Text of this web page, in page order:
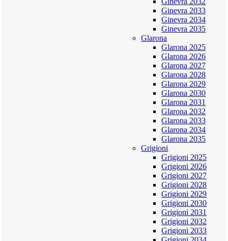
Ginevra 2033
Ginevra 2034
Ginevra 2035
Glarona
Glarona 2025
Glarona 2026
Glarona 2027
Glarona 2028
Glarona 2029
Glarona 2030
Glarona 2031
Glarona 2032
Glarona 2033
Glarona 2034
Glarona 2035
Grigioni
Grigioni 2025
Grigioni 2026
Grigioni 2027
Grigioni 2028
Grigioni 2029
Grigioni 2030
Grigioni 2031
Grigioni 2032
Grigioni 2033